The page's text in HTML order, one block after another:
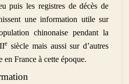
puis les registres de décès de
une information utile sur
chinonaise pendant la
e siècle mais aussi sur d’autres
en France à cette époque.